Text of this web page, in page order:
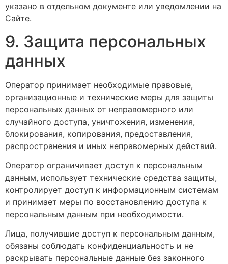
указано в отдельном документе или уведомлении на
Сайте.
9. Защита персональных
данных
Оператор принимает необходимые правовые,
организационные и технические меры для защиты
персональных данных от неправомерного или
случайного доступа, уничтожения, изменения,
блокирования, копирования, предоставления,
распространения и иных неправомерных действий.
Оператор ограничивает доступ к персональным
данным, использует технические средства защиты,
контролирует доступ к информационным системам
и принимает меры по восстановлению доступа к
персональным данным при необходимости.
Лица, получившие доступ к персональным данным,
обязаны соблюдать конфиденциальность и не
раскрывать персональные данные без законного